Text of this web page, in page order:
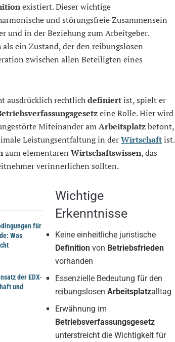
existiert. Dieser wichtige
und störungsfreie Zusammensein
und in der Beziehung zum Arbeitgeber.
als ein Zustand, der den reibungslosen
zwischen allen Beteiligten eines
ausdrücklich rechtlichdefiniertist, spielt er
eine Rolle. Hier wird
Miteinander amArbeitsplatzbetont,
Leistungsentfaltung in derWirtschaftist.
zum elementaren Wirtschaftswissen, das
verinnerlichen sollten.
für
Was
der EDX-
und
Wichtige
Erkenntnisse
Keine einheitliche juristische
Definition von Betriebsfrieden
vorhanden
Essenzielle Bedeutung für den
reibungslosen Arbeitsplatzalltag
Erwähnung im
Betriebsverfassungsgesetz
unterstreicht die Wichtigkeit für